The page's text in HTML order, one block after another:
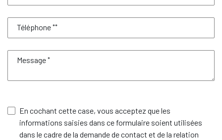
Téléphone**
Message*
En cochant cette case, vous acceptez que les
informations saisies dans ce formulaire soient utilisées
dans le cadre de la demande de contact et de la relation